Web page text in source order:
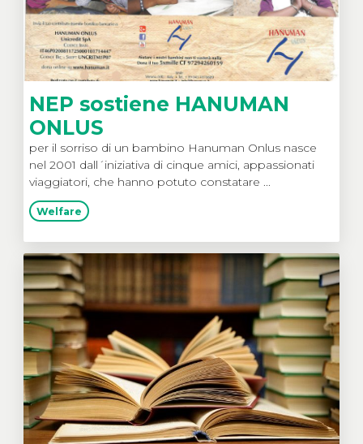
NEP sostiene HANUMAN
ONLUS
per il sorriso di un bambino Hanuman Onlus nasce
nel 2001 dall´iniziativa di cinque amici, appassionati
viaggiatori, che hanno potuto constatare ...
Welfare